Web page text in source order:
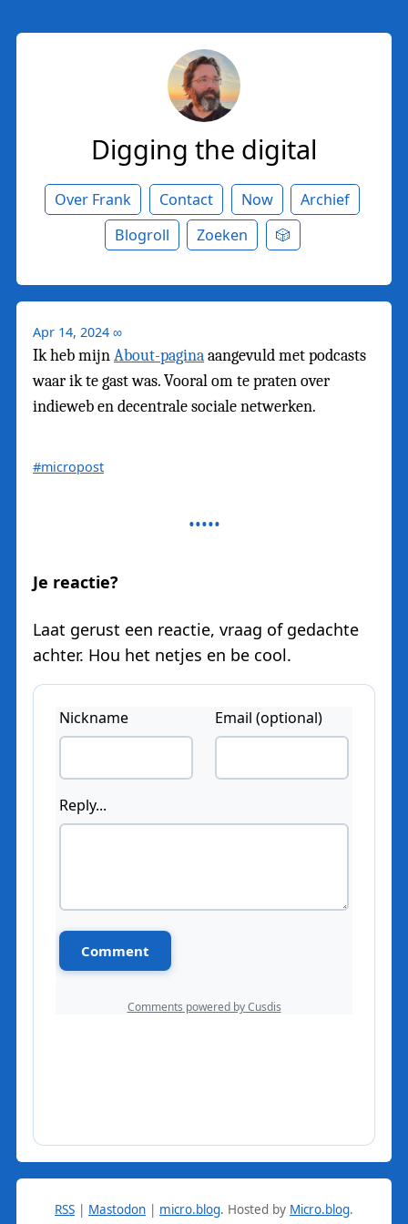
Digging the digital
Over Frank Contact Now
Archief
Blogroll
Zoeken 🎲
Apr 14, 2024 ∞
Ik heb mijnAbout-paginaaangevuld met podcasts
waar ik te gast was. Vooral om te praten over
indieweb en decentrale sociale netwerken.
#micropost
Je reactie?
Laat gerust een reactie, vraag of gedachte
achter. Hou het netjes en be cool.
RSS | Mastodon | micro.blog. Hosted by Micro.blog.